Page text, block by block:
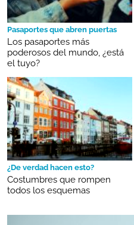
Pasaportes que abren puertas
Los pasaportes más
poderosos del mundo, ¿está
el tuyo?
¿De verdad hacen esto?
Costumbres que rompen
todos los esquemas